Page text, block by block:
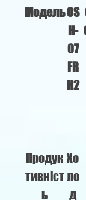
МодельOS
H-
07
FR
H2
Продук
тивніст
ь
Хо
ло
д